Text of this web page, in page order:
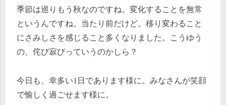
季節は巡りもう秋なのですね。変化することを無常
というんですね。当たり前だけど。移り変わること
にさみしさを感じること多くなりました。こうゆう
の、侘び寂びっていうのかしら？
今日も、幸多い1日であります様に。みなさんが笑顔
で愉しく過ごせます様に。